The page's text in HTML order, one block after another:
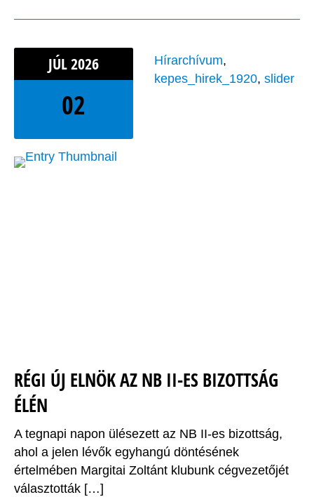
JÚL2026
02
Hírarchívum,
kepes_hirek_1920, slider
RÉGI ÚJ ELNÖK AZ NB II-ES BIZOTTSÁG
ÉLÉN
A tegnapi napon ülésezett az NB II-es bizottság,
ahol a jelen lévők egyhangú döntésének
értelmében Margitai Zoltánt klubunk cégvezetőjét
választották […]